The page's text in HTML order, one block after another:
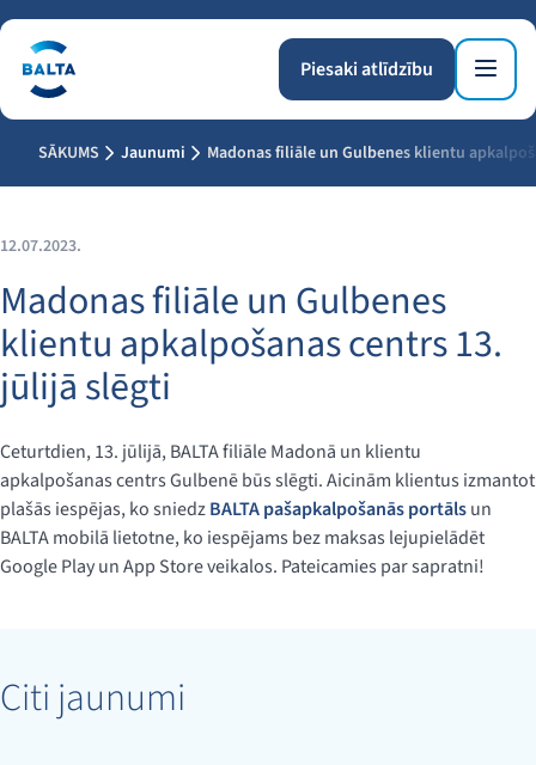
Piesaki atlīdzību
SĀKUMS Jaunumi Madonas filiāle un Gulbenes klientu
12.07.2023.
Madonas filiāle un Gulbenes
klientu apkalpošanas centrs 13.
jūlijā slēgti
Ceturtdien, 13. jūlijā, BALTA filiāle Madonā un klientu
apkalpošanas centrs Gulbenē būs slēgti. Aicinām klientus izmantot
plašās iespējas, ko sniedzBALTA pašapkalpošanās portālsun
BALTA mobilā lietotne, ko iespējams bez maksas lejupielādēt
Google Play un App Store veikalos. Pateicamies par sapratni!
Citi jaunumi